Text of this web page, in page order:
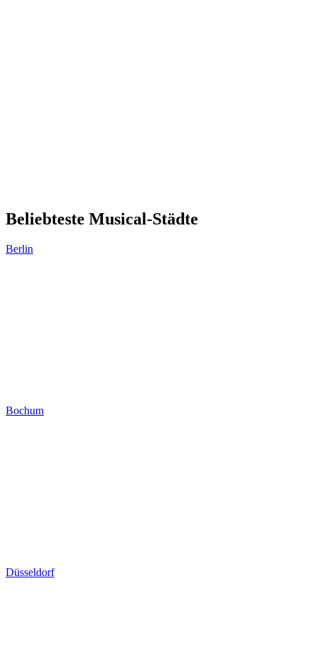
Beliebteste Musical-Städte
Berlin
Bochum
Düsseldorf